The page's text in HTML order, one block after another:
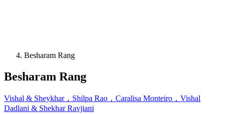
Besharam Rang
Besharam Rang
Vishal & Sheykhar，Shilpa Rao，Caralisa Monteiro，Vishal
Dadlani & Shekhar Ravjiani